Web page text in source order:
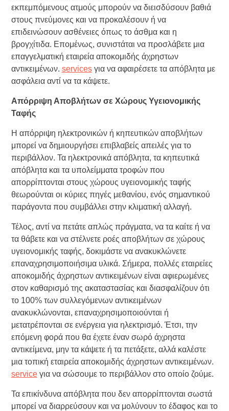
εκπεμπόμενους ατμούς μπορούν να διεισδύσουν βαθιά
στους πνεύμονες και να προκαλέσουν ή να
επιδεινώσουν ασθένειες όπως το άσθμα και η
βρογχίτιδα. Επομένως, συνιστάται να προσλάβετε μια
επαγγελματική εταιρεία αποκομιδής άχρηστων
αντικειμένων. servicesγια να αφαιρέσετε τα απόβλητα με
ασφάλεια αντί να τα κάψετε.
Απόρριψη Αποβλήτων σε Χώρους Υγειονομικής
Ταφής
Η απόρριψη ηλεκτρονικών ή κηπευτικών αποβλήτων
μπορεί να δημιουργήσει επιβλαβείς απειλές για το
περιβάλλον. Τα ηλεκτρονικά απόβλητα, τα κηπευτικά
απόβλητα και τα υπολείμματα τροφών που
απορρίπτονται στους χώρους υγειονομικής ταφής
θεωρούνται οι κύριες πηγές μεθανίου, ενός σημαντικού
παράγοντα που συμβάλλει στην κλιματική αλλαγή.
Τέλος, αντί να πετάτε απλώς πράγματα, να τα καίτε ή να
τα θάβετε και να στέλνετε ροές αποβλήτων σε χώρους
υγειονομικής ταφής, δοκιμάστε να ανακυκλώνετε
επαναχρησιμοποιήσιμα υλικά. Σήμερα, πολλές εταιρείες
αποκομιδής άχρηστων αντικειμένων είναι αφιερωμένες
στον καθαρισμό της ακαταστασίας και διασφαλίζουν ότι
το 100% των συλλεγόμενων αντικειμένων
ανακυκλώνονται, επαναχρησιμοποιούνται ή
μετατρέπονται σε ενέργεια για ηλεκτρισμό. Έτσι, την
επόμενη φορά που θα έχετε έναν σωρό άχρηστα
αντικείμενα, μην τα κάψετε ή τα πετάξετε, αλλά καλέστε
μια τοπική εταιρεία αποκομιδής άχρηστων αντικειμένων.
serviceγια να σώσουμε το περιβάλλον στο οποίο ζούμε.
Τα επικίνδυνα απόβλητα που δεν απορρίπτονται σωστά
μπορεί να διαρρεύσουν και να μολύνουν το έδαφος και το